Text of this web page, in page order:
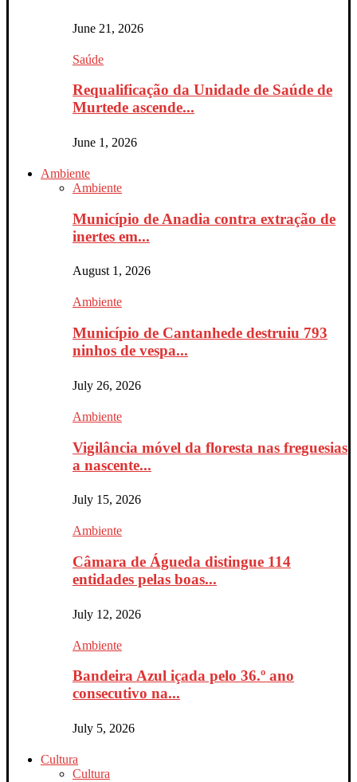
June 21, 2026
Saúde
Requalificação da Unidade de Saúde de
Murtede ascende...
June 1, 2026
Ambiente
Ambiente
Município de Anadia contra extração de
inertes em...
August 1, 2026
Ambiente
Município de Cantanhede destruiu 793
ninhos de vespa...
July 26, 2026
Ambiente
Vigilância móvel da floresta nas freguesias
a nascente...
July 15, 2026
Ambiente
Câmara de Águeda distingue 114
entidades pelas boas...
July 12, 2026
Ambiente
Bandeira Azul içada pelo 36.º ano
consecutivo na...
July 5, 2026
Cultura
Cultura